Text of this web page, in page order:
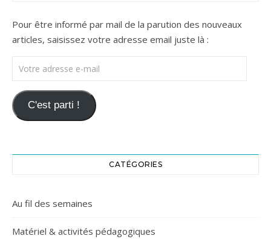
Pour être informé par mail de la parution des nouveaux
articles, saisissez votre adresse email juste là :
Votre adresse e-mail
C'est parti !
CATÉGORIES
Au fil des semaines
Matériel & activités pédagogiques